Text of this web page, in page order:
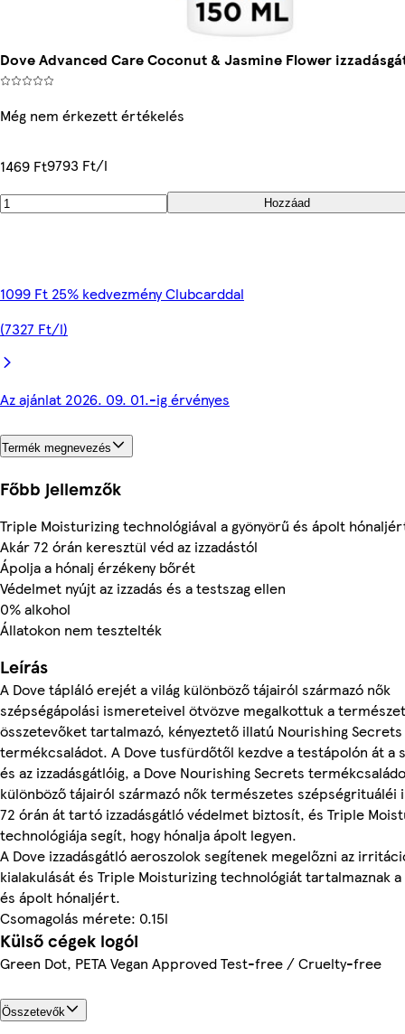
Dove Advanced Care Coconut & Jasmine Flower
Még nem érkezett értékelés
1469 Ft9793 Ft/l
Hozzáad
1099 Ft 25% kedvezmény Clubcarddal
(7327 Ft/l)
Az ajánlat 2026. 09. 01.-ig érvényes
Termék megnevezés
Főbb jellemzők
Triple Moisturizing technológiával a gyönyörű és ápolt
Akár 72 órán keresztül véd az izzadástól
Ápolja a hónalj érzékeny bőrét
Védelmet nyújt az izzadás és a testszag ellen
0% alkohol
Állatokon nem tesztelték
Leírás
A Dove tápláló erejét a világ különböző tájairól származó nők
szépségápolási ismereteivel ötvözve megalkottuk a
összetevőket tartalmazó, kényeztető illatú Nourishing Secrets
termékcsaládot. A Dove tusfürdőtől kezdve a testápolón át a
és az izzadásgátlóig, a Dove Nourishing Secrets
különböző tájairól származó nők természetes szépségrituáléi
72 órán át tartó izzadásgátló védelmet biztosít, és Triple
technológiája segít, hogy hónalja ápolt legyen.
A Dove izzadásgátló aeroszolok segítenek megelőzni az
kialakulását és Triple Moisturizing technológiát tartalmaznak a
és ápolt hónaljért.
Csomagolás mérete: 0.15l
Külső cégek logói
Green Dot, PETA Vegan Approved Test-free / Cruelty-free
Összetevők